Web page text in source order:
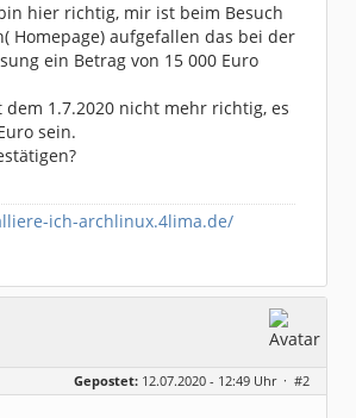
hier richtig, mir ist beim Besuch
Homepage) aufgefallen das bei der
ein Betrag von 15 000 Euro
dem 1.7.2020 nicht mehr richtig, es
sein.
ich-archlinux.4lima.de/
Gepostet: 12.07.2020 - 12:49 Uhr · #2